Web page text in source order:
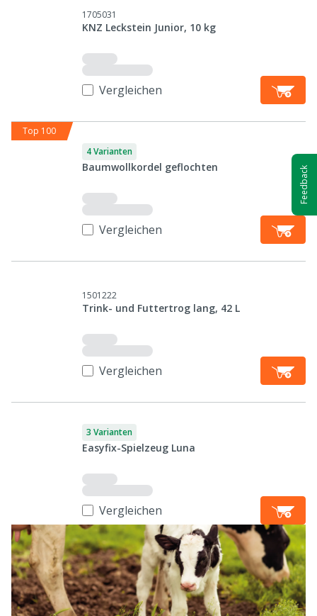
1705031
KNZ Leckstein Junior, 10 kg
Vergleichen
Top 100
4 Varianten
Baumwollkordel geflochten
Vergleichen
1501222
Trink- und Futtertrog lang, 42 L
Vergleichen
3 Varianten
Easyfix-Spielzeug Luna
Vergleichen
Feedback